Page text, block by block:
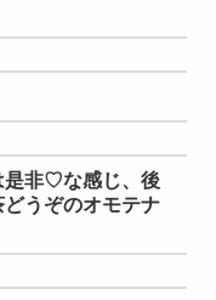
是非♡な感じ、後
うぞのオモテナ